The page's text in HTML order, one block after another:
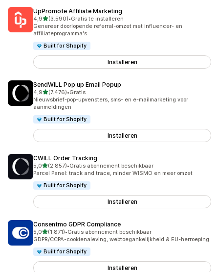
UpPromote Affiliate Marketing
4,9van 5 sterren
(3.590)
3590 recensies in totaal
•Gratis te installeren
Genereer doorlopende referral-omzet met influencer- en
affiliateprogramma's
Built for Shopify
Installeren
SendWILL Pop up Email Popup
4,9van 5 sterren
(7.476)
7476 recensies in totaal
•Gratis
Nieuwsbrief-pop-upvensters, sms- en e-mailmarketing voor
aanmeldingen
Built for Shopify
Installeren
CWILL Order Tracking
5,0van 5 sterren
(2.857)
2857 recensies in totaal
•Gratis abonnement beschikbaar
Parcel Panel: track and trace, minder WISMO en meer omzet
Built for Shopify
Installeren
Consentmo GDPR Compliance
5,0van 5 sterren
(1.871)
1871 recensies in totaal
•Gratis abonnement beschikbaar
GDPR/CCPA-cookienaleving, webtoegankelijkheid & EU-herroeping
Built for Shopify
Installeren